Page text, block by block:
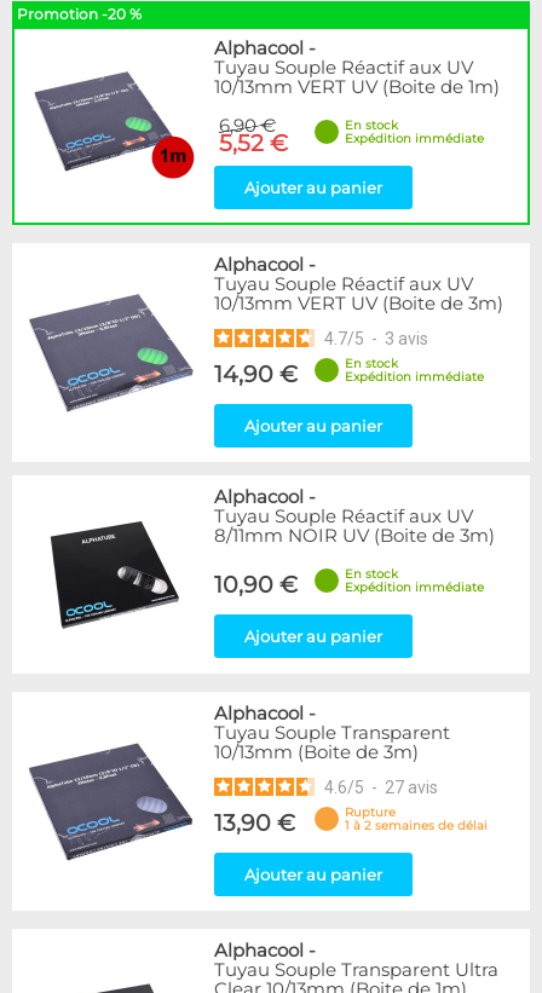
Promotion -20 %
Alphacool -
Tuyau Souple Réactif aux UV
10/13mm VERT UV (Boite de 1m)
6,90 €
5,52 €
En stock
Expédition immédiate
Ajouter au panier
Alphacool -
Tuyau Souple Réactif aux UV
10/13mm VERT UV (Boite de 3m)
4.7/5 - 3 avis
14,90 €
En stock
Expédition immédiate
Ajouter au panier
Alphacool -
Tuyau Souple Réactif aux UV
8/11mm NOIR UV (Boite de 3m)
10,90 €
En stock
Expédition immédiate
Ajouter au panier
Alphacool -
Tuyau Souple Transparent
10/13mm (Boite de 3m)
4.6/5 - 27 avis
13,90 €
Rupture
1 à 2 semaines de délai
Ajouter au panier
Alphacool -
Tuyau Souple Transparent Ultra